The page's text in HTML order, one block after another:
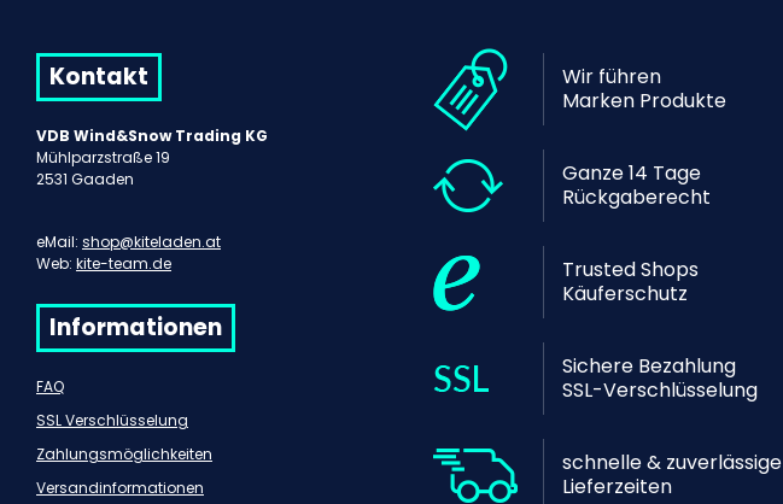
Kontakt
VDB Wind&Snow Trading KG
Mühlparzstraße 19
2531 Gaaden
eMail: shop@kiteladen.at
Web: kite-team.de
Informationen
FAQ
SSL Verschlüsselung
Zahlungsmöglichkeiten
Versandinformationen
Wir führen
Marken Produkte
Ganze 14 Tage
Rückgaberecht
Trusted Shops
Käuferschutz
Sichere Bezahlung
SSL-Verschlüsselung
schnelle & zuverlässige
Lieferzeiten